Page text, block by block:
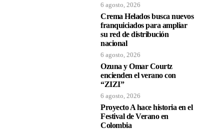
6 agosto, 2026
Crema Helados busca nuevos
franquiciados para ampliar
su red de distribución
nacional
6 agosto, 2026
Ozuna y Omar Courtz
encienden el verano con
“ZIZI”
6 agosto, 2026
Proyecto A hace historia en el
Festival de Verano en
Colombia